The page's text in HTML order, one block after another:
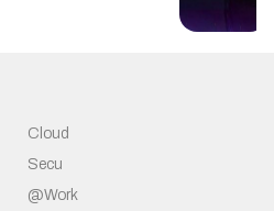
Cloud
Secu
@Work